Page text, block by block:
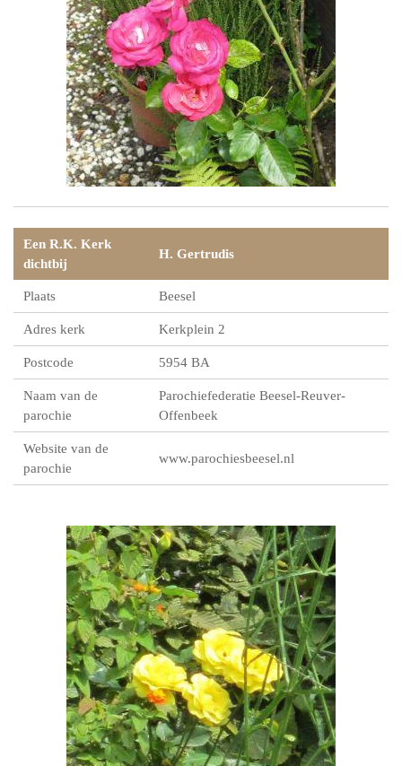
Een R.K. Kerk
dichtbij
H. Gertrudis
Plaats Beesel
Adres kerk Kerkplein 2
Postcode 5954 BA
Naam van de
parochie
Parochiefederatie Beesel-Reuver-
Offenbeek
Website van de
parochie
www.parochiesbeesel.nl